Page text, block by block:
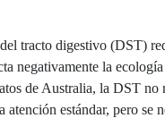
tracto digestivo (DST)
negativamente la
de Australia, la DST no
estándar, pero se